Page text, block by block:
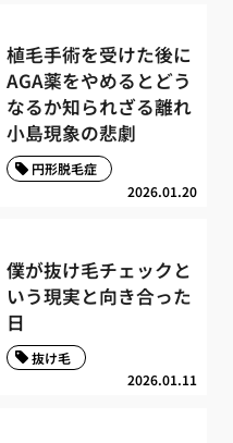
植毛手術を受けた後に
AGA薬をやめるとどう
なるか知られざる離れ
小島現象の悲劇
2026.01.20
円形脱毛症
僕が抜け毛チェックと
いう現実と向き合った
日
2026.01.11
抜け毛